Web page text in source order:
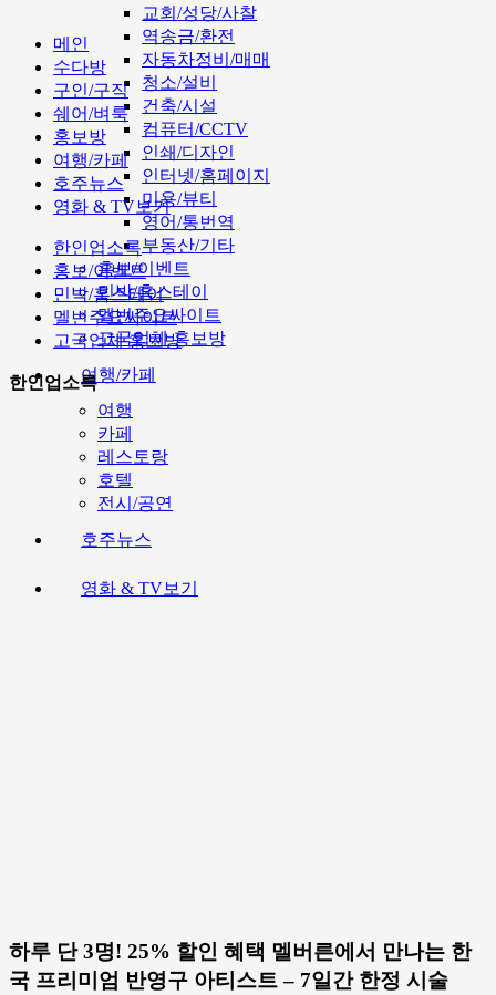
교회/성당/사찰
역송금/환전
자동차정비/매매
청소/설비
건축/시설
컴퓨터/CCTV
인쇄/디자인
인터넷/홈페이지
미용/뷰티
영어/통번역
부동산/기타
홍보/이벤트
민박/홈스테이
멜번주요싸이트
고국업체 홍보방
여행/카페
여행
카페
레스토랑
호텔
전시/공연
호주뉴스
영화 & TV보기
메인
수다방
구인/구직
쉐어/벼룩
홍보방
여행/카페
호주뉴스
영화 & TV보기
한인업소록
홍보/이벤트
민박/홈스테이
멜번주요싸이트
고국업체 홍보방
한인업소록
하루 단 3명! 25% 할인 혜택 멜버른에서 만나는 한
국 프리미엄 반영구 아티스트 – 7일간 한정 시술